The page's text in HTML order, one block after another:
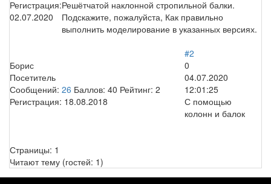
Регистрация:
02.07.2020
Решётчатой наклонной стропильной балки.
Подскажите, пожалуйста, Как правильно
выполнить моделирование в указанных версиях.
Борис
Посетитель
Сообщений: 26 Баллов: 40 Рейтинг: 2
Регистрация: 18.08.2018
#2
0
04.07.2020
12:01:25
С помощью
колонн и балок
Страницы: 1
Читают тему (гостей: 1)